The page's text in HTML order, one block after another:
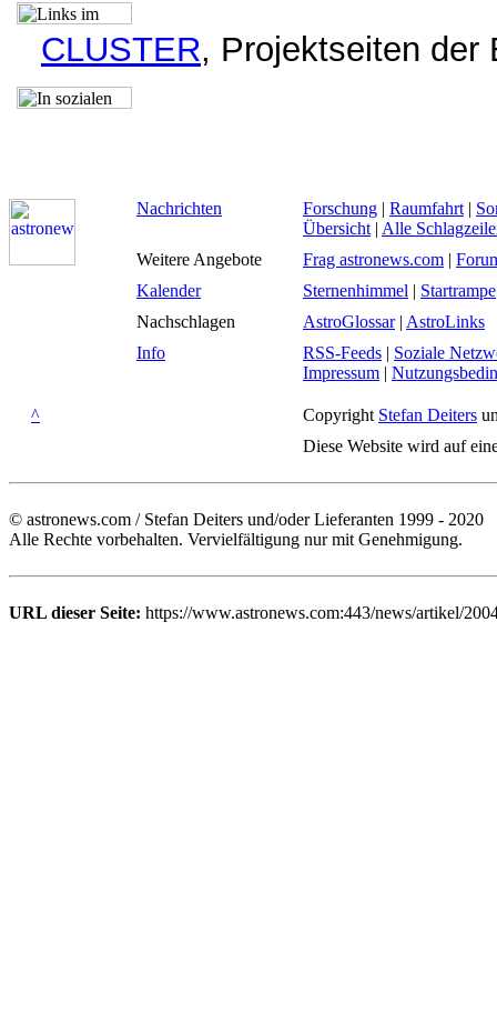
CLUSTER, Projektseiten der
Nachrichten Forschung | Raumfahrt |
Übersicht | Alle
Weitere Angebote
Frag astronews.com |
Kalender
Sternenhimmel | Startrampe
Nachschlagen
AstroGlossar| AstroLinks
Info
RSS-Feeds | Soziale
Impressum |
^ Copyright Stefan Deiters
Diese Website wird auf
© astronews.com / Stefan Deiters und/oder Lieferanten 1999 - 2020
Alle Rechte vorbehalten. Vervielfältigung nur mit Genehmigung.
URL dieser Seite: https://www.astronews.com:443/news/artikel/